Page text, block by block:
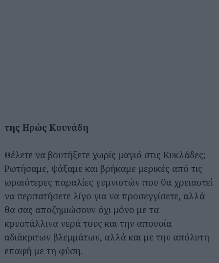
της Ηρώς Κουνάδη
Θέλετε να βουτήξετε χωρίς μαγιό στις Κυκλάδες;
Ρωτήσαμε, ψάξαμε και βρήκαμε μερικές από τις
ωραιότερες παραλίες γυμνιστών που θα χρειαστεί
να περπατήσετε λίγο για να προσεγγίσετε, αλλά
θα σας αποζημιώσουν όχι μόνο με τα
κρυστάλλινα νερά τους και την απουσία
αδιάκριτων βλεμμάτων, αλλά και με την απόλυτη
επαφή με τη φύση.